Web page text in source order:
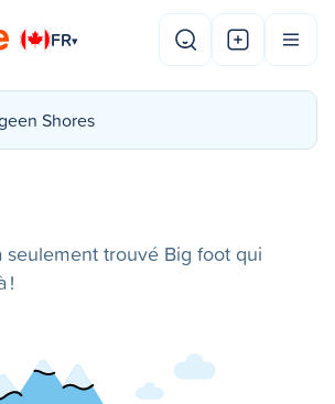
FR▾
Shores
seulement trouvé Big foot qui
!